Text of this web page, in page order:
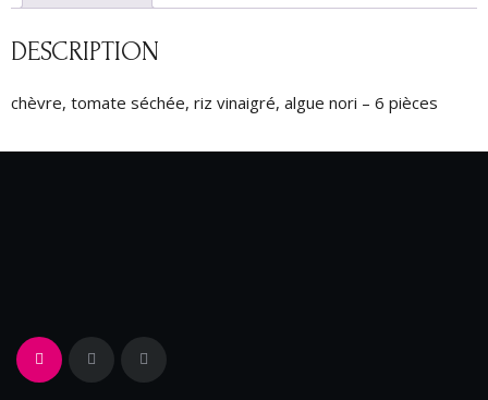
DESCRIPTION
chèvre, tomate séchée, riz vinaigré, algue nori – 6 pièces